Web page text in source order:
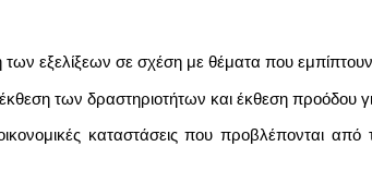
εξελίξεων σε σχέση με θέματα που
των δραστηριοτήτων και έκθεση προόδου
οικονομικές καταστάσεις που προβλέπονται